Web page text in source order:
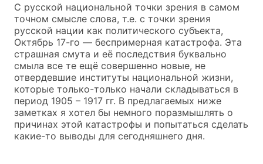
С русской национальной точки зрения в самом
точном смысле слова, т.е. с точки зрения
русской нации как политического субъекта,
Октябрь 17-го — беспримерная катастрофа. Эта
страшная смута и её последствия буквально
смыла все те ещё совершенно новые, не
отвердевшие институты национальной жизни,
которые только-только начали складываться в
период 1905 – 1917 гг. В предлагаемых ниже
заметках я хотел бы немного поразмышлять о
причинах этой катастрофы и попытаться сделать
какие-то выводы для сегодняшнего дня.